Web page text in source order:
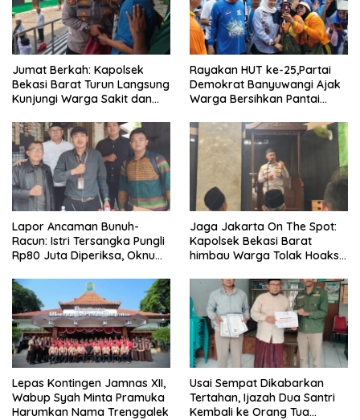
Jumat Berkah: Kapolsek
Bekasi Barat Turun Langsung
Kunjungi Warga Sakit dan
Rayakan HUT ke-25,Partai
Demokrat Banyuwangi Ajak
Warga Bersihkan Pantai
Lapor Ancaman Bunuh-
Racun: Istri Tersangka Pungli
Rp80 Juta Diperiksa, Oknum
Disdagperin
Jaga Jakarta On The Spot:
Kapolsek Bekasi Barat
himbau Warga Tolak Hoaks
Sholat Jumat
Lepas Kontingen Jamnas XII,
Wabup Syah Minta Pramuka
Harumkan Nama Trenggalek
Usai Sempat Dikabarkan
Tertahan, Ijazah Dua Santri
Kembali ke Orang Tua